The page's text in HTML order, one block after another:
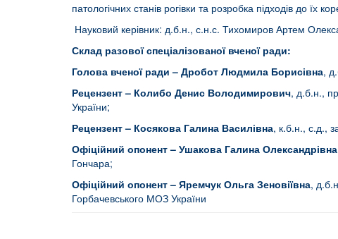
патологічних станів рогівки та розробка підходів до їх
Науковий керівник: д.б.н., с.н.с. Тихомиров Артем
Склад разової спеціалізованої вченої ради:
Голова вченої ради – Дробот Людмила Борисівна,
Рецензент – Колибо Денис Володимирович, д.б.н.,
України;
Рецензент – Косякова Галина Василівна, к.б.н., с.д.,
Офіційний опонент – Ушакова Галина Олександрівна
Гончара;
Офіційний опонент – Яремчук Ольга Зеновіївна,
Горбачевського МОЗ України